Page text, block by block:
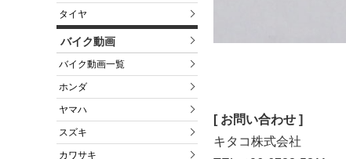
タイヤ
バイク動画
バイク動画一覧
ホンダ
ヤマハ
スズキ
カワサキ
[ お問い合わせ ]
キタコ株式会社